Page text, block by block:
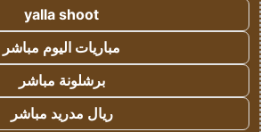
yalla shoot
مباريات اليوم مباشر
برشلونة مباشر
ريال مدريد مباشر